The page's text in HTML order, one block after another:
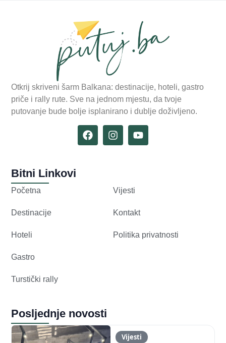
Otkrij skriveni šarm Balkana: destinacije, hoteli, gastro
priče i rally rute. Sve na jednom mjestu, da tvoje
putovanje bude bolje isplanirano i dublje doživljeno.
Bitni Linkovi
Početna
Destinacije
Hoteli
Gastro
Turstički rally
Vijesti
Kontakt
Politika privatnosti
Posljednje novosti
Vijesti